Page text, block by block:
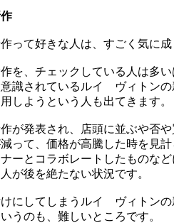
て好きな人は、すごく気に成
を、チェックしている人は多い
識されているルイ ヴィトンの
しようという人も出てきます。
が発表され、店頭に並ぶや否
って、価格が高騰した時を見
ーとコラボレートしたものな
が後を絶たない状況です。
にしてしまうルイ ヴィトンの
うのも、難しいところです。